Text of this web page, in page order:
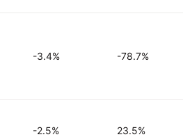
-3.4% -78.7%
-2.5% 23.5%